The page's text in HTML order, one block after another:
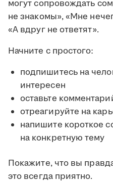
могут сопровождать
не знакомы», «Мне
«А вдруг не ответят».
Начните с простого:
подпишитесь на
интересен
оставьте
отреагируйте на
напишите короткое
на конкретную тему
Покажите, что вы
это всегда приятно.